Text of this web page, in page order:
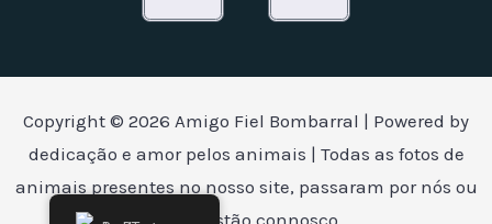
Copyright © 2026 Amigo Fiel Bombarral | Powered by
dedicação e amor pelos animais | Todas as fotos de
animais presentes no nosso site, passaram por nós ou